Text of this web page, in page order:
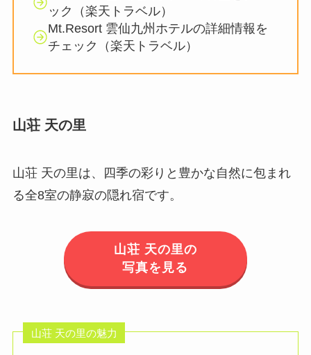
ック（楽天トラベル）
Mt.Resort 雲仙九州ホテルの詳細情報を
チェック（楽天トラベル）
山荘 天の里
山荘 天の里は、四季の彩りと豊かな自然に包まれ
る全8室の静寂の隠れ宿です。
山荘 天の里の
写真を見る
山荘 天の里の魅力